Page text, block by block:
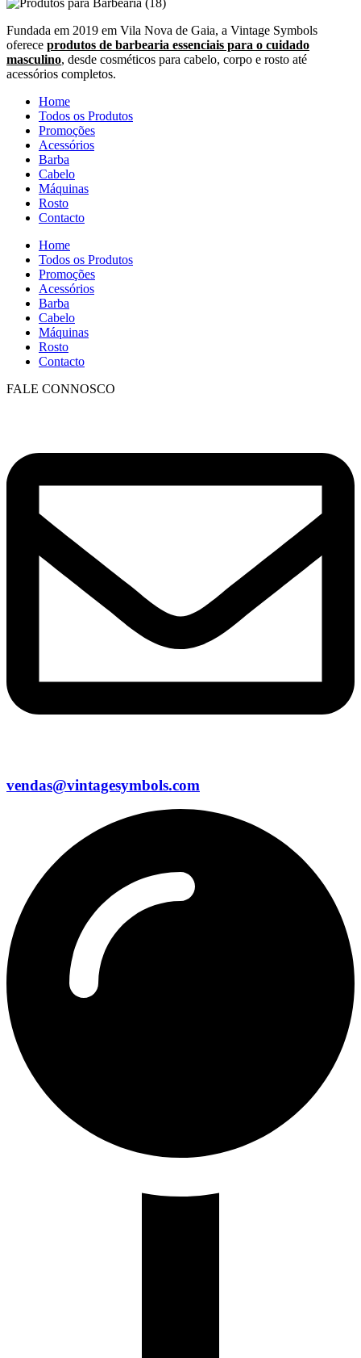
Fundada em 2019 em Vila Nova de Gaia, a Vintage Symbols
oferece produtos de barbearia essenciais para o cuidado
masculino, desde cosméticos para cabelo, corpo e rosto até
acessórios completos.
Home
Todos os Produtos
Promoções
Acessórios
Barba
Cabelo
Máquinas
Rosto
Contacto
Home
Todos os Produtos
Promoções
Acessórios
Barba
Cabelo
Máquinas
Rosto
Contacto
FALE CONNOSCO
vendas@vintagesymbols.com